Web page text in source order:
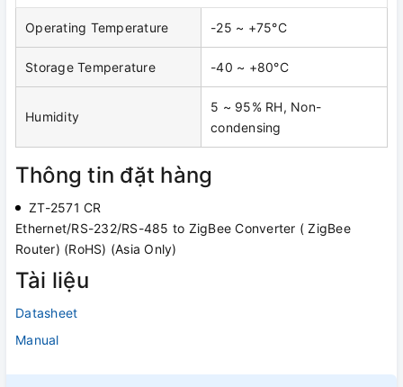
Operating Temperature -25 ~ +75°C
Storage Temperature -40 ~ +80°C
Humidity
5 ~ 95% RH, Non-
condensing
Thông tin đặt hàng
ZT-2571 CR
Ethernet/RS-232/RS-485 to ZigBee Converter ( ZigBee
Router) (RoHS) (Asia Only)
Tài liệu
Datasheet
Manual